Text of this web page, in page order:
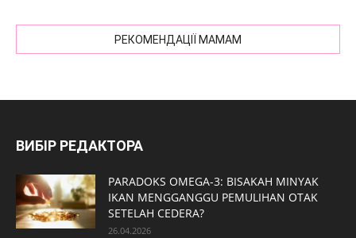
РЕКОМЕНДАЦІЇ МАМАМ
ВИБІР РЕДАКТОРА
PARADOKS OMEGA-3: BISAKAH MINYAK
IKAN MENGGANGGU PEMULIHAN OTAK
SETELAH CEDERA?
26.04.2026